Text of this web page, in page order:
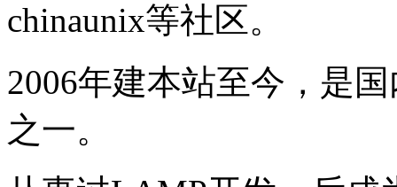
chinaunix等社区。
2006年建本站至今，是
之一。